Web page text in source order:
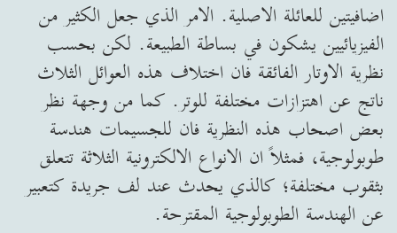
اضافيتين للعائلة الاصلية. الامر الذي جعل الكثير من
الفيزيائيين يشكون في بساطة الطبيعة. لكن بحسب
نظرية الاوتار الفائقة فان اختلاف هذه العوائل الثلاث
ناتج عن اهتزازات مختلفة للوتر. كما من وجهة نظر
بعض اصحاب هذه النظرية فان للجسيمات هندسة
طوبولوجية، فمثلاً ان الانواع الالكترونية الثلاثة تتعلق
بثقوب مختلفة؛ كالذي يحدث عند لف جريدة كتعبير
عن الهندسة الطوبولوجية المقترحة.